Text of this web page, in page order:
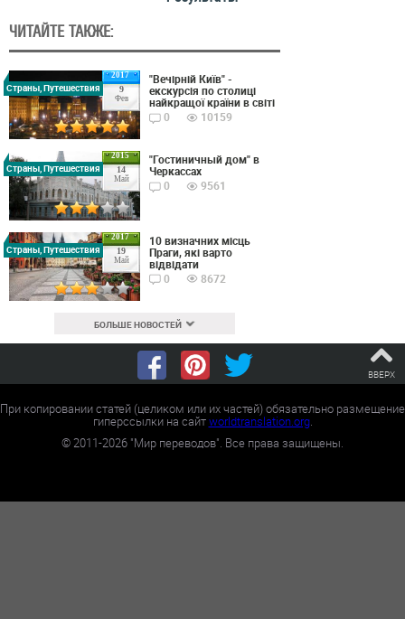
ЧИТАЙТЕ ТАКЖЕ:
2017
9
Фев
Страны, Путешествия
"Вечірній Київ" -
екскурсія по столиці
найкращої країни в світі
0
10159
2015
14
Май
Страны, Путешествия
"Гостиничный дом" в
Черкассах
0
9561
2017
19
Май
Страны, Путешествия
10 визначних місць
Праги, які варто
відвідати
0
8672
БОЛЬШЕ НОВОСТЕЙ
ВВЕРХ
При копировании статей (целиком или их частей) обязательно размещение
гиперссылки на сайтworldtranslation.org.
©2011-2026 "Мир переводов". Все права защищены.